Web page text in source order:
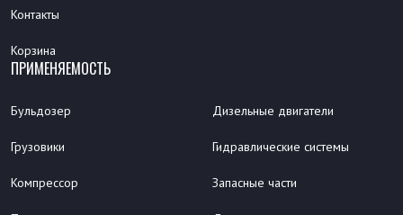
Контакты
Корзина
ПРИМЕНЯЕМОСТЬ
Бульдозер
Грузовики
Компрессор
Дизельные двигатели
Гидравлические системы
Запасные части